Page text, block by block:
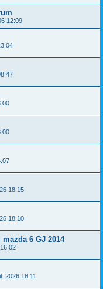
12:09
18:15
18:10
6 GJ 2014
2026 18:11